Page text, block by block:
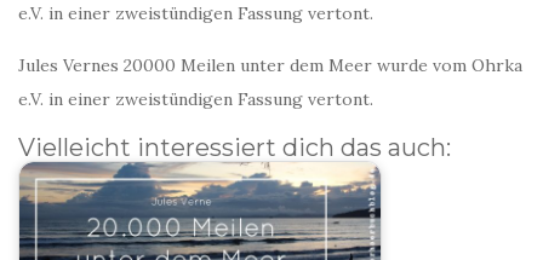
e.V. in einer zweistündigen Fassung vertont.
Jules Vernes 20000 Meilen unter dem Meer wurde vom Ohrka
e.V. in einer zweistündigen Fassung vertont.
Vielleicht interessiert dich das auch: